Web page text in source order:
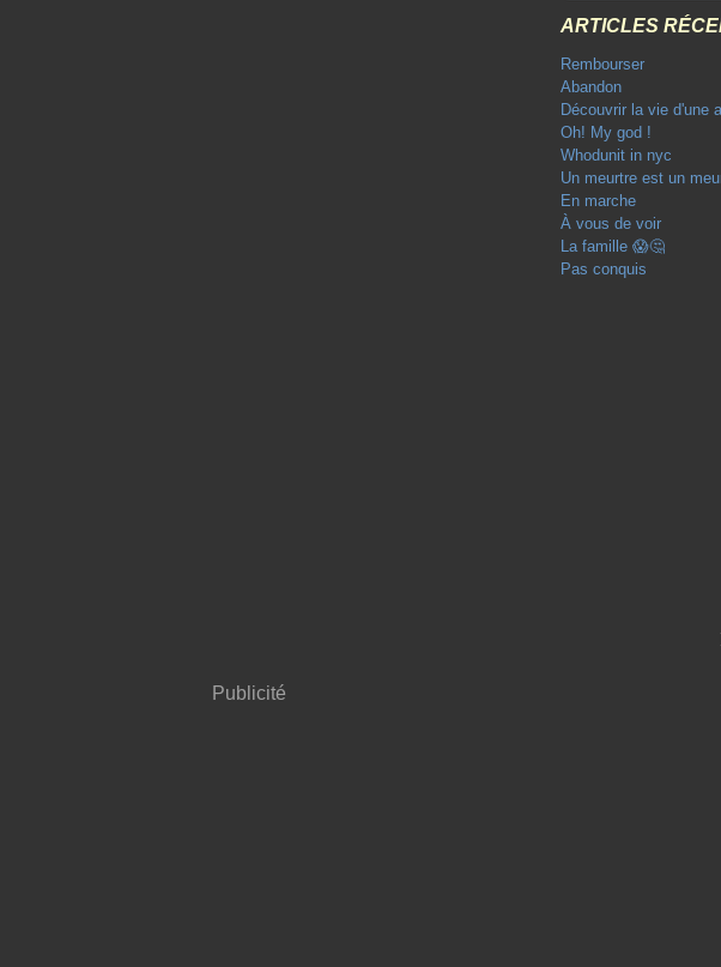
Publicité
ARTICLES
Rembourser
Abandon
Découvrir la vie d'une
Oh! My god !
Whodunit in nyc
Un meurtre est un
En marche
À vous de voir
La famille 😱🤔
Pas conquis